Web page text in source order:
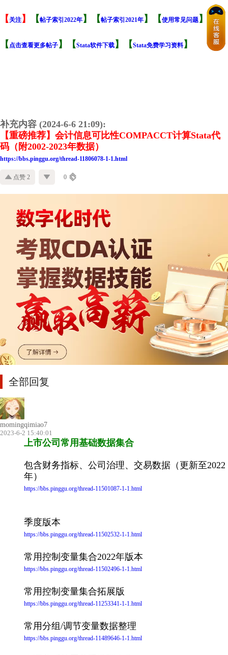
【 关注 】 【帖子索引2022年 】【帖子索引2021年 】【使用常见问题 】
【 点击查看更多帖子 】【Stata软件下载 】【Stata免费学习资料 】
补充内容 (2024-6-6 21:09):
【重磅推荐】会计信息可比性COMPACCT计算Stata代
码（附2002-2023年数据）
https://bbs.pinggu.org/thread-11806078-1-1.html
点赞 2 0
全部回复
momingqimiao7
2023-6-2 15:40:01
上市公司常用基础数据集合
包含财务指标、公司治理、交易数据（更新至2022
年）
https://bbs.pinggu.org/thread-11501087-1-1.html
季度版本
https://bbs.pinggu.org/thread-11502532-1-1.html
常用控制变量集合2022年版本
https://bbs.pinggu.org/thread-11502496-1-1.html
常用控制变量集合拓展版
https://bbs.pinggu.org/thread-11253341-1-1.html
常用分组/调节变量数据整理
https://bbs.pinggu.org/thread-11489646-1-1.html